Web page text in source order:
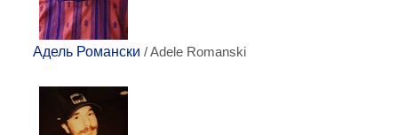
Адель Романски / Adele Romanski